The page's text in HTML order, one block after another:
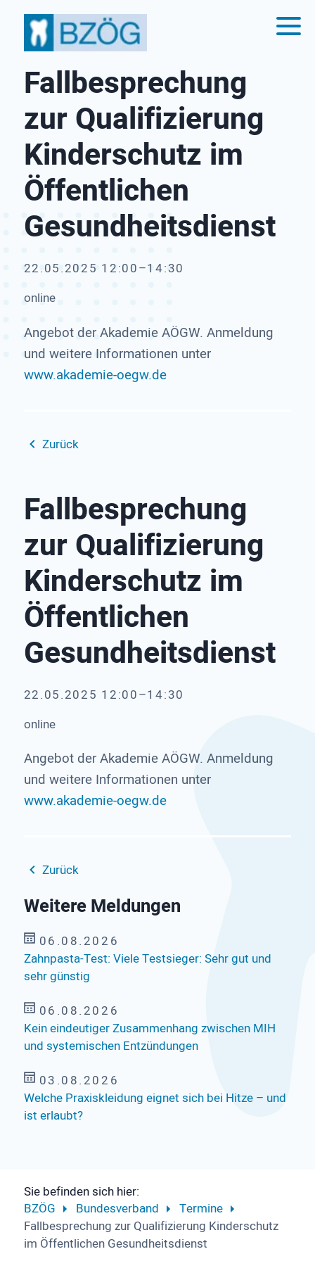
Fallbesprechung
zur Qualifizierung
Kinderschutz im
Öffentlichen
Gesundheitsdienst
22.05.2025 12:00–14:30
online
Angebot der Akademie AÖGW. Anmeldung
und weitere Informationen unter
www.akademie-oegw.de
Zurück
Fallbesprechung
zur Qualifizierung
Kinderschutz im
Öffentlichen
Gesundheitsdienst
22.05.2025 12:00–14:30
online
Angebot der Akademie AÖGW. Anmeldung
und weitere Informationen unter
www.akademie-oegw.de
Zurück
Weitere Meldungen
06.08.2026
Zahnpasta-Test: Viele Testsieger: Sehr gut und
sehr günstig
06.08.2026
Kein eindeutiger Zusammenhang zwischen MIH
und systemischen Entzündungen
03.08.2026
Welche Praxiskleidung eignet sich bei Hitze – und
ist erlaubt?
Sie befinden sich hier:
BZÖG
Bundesverband
Termine
Fallbesprechung zur Qualifizierung Kinderschutz
im Öffentlichen Gesundheitsdienst